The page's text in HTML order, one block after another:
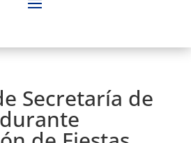
Secretaría de